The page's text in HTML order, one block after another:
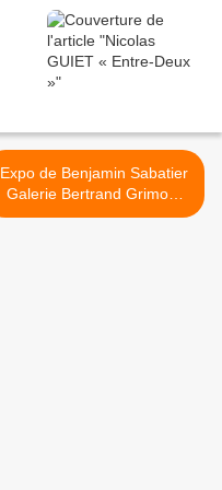
Expo de Benjamin Sabatier
Galerie Bertrand Grimont
75003 Paris